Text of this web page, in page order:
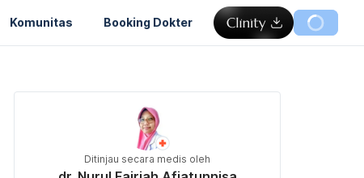
Komunitas Booking Dokter
Ditinjau secara medis oleh